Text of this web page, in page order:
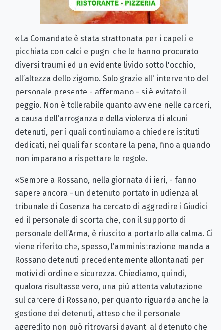
«La Comandate è stata strattonata per i capelli e
picchiata con calci e pugni che le hanno procurato
diversi traumi ed un evidente livido sotto l'occhio,
all’altezza dello zigomo. Solo grazie all' intervento del
personale presente - affermano - si è evitato il
peggio. Non è tollerabile quanto avviene nelle carceri,
a causa dell’arroganza e della violenza di alcuni
detenuti, per i quali continuiamo a chiedere istituti
dedicati, nei quali far scontare la pena, fino a quando
non imparano a rispettare le regole.
«Sempre a Rossano, nella giornata di ieri, - fanno
sapere ancora - un detenuto portato in udienza al
tribunale di Cosenza ha cercato di aggredire i Giudici
ed il personale di scorta che, con il supporto di
personale dell’Arma, è riuscito a portarlo alla calma. Ci
viene riferito che, spesso, l’amministrazione manda a
Rossano detenuti precedentemente allontanati per
motivi di ordine e sicurezza. Chiediamo, quindi,
qualora risultasse vero, una più attenta valutazione
sul carcere di Rossano, per quanto riguarda anche la
gestione dei detenuti, atteso che il personale
aggredito non può ritrovarsi davanti al detenuto che